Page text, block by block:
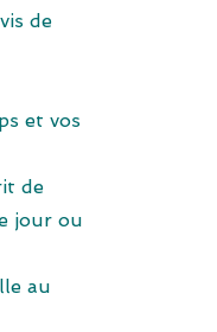
de
et vos
de
jour ou
au